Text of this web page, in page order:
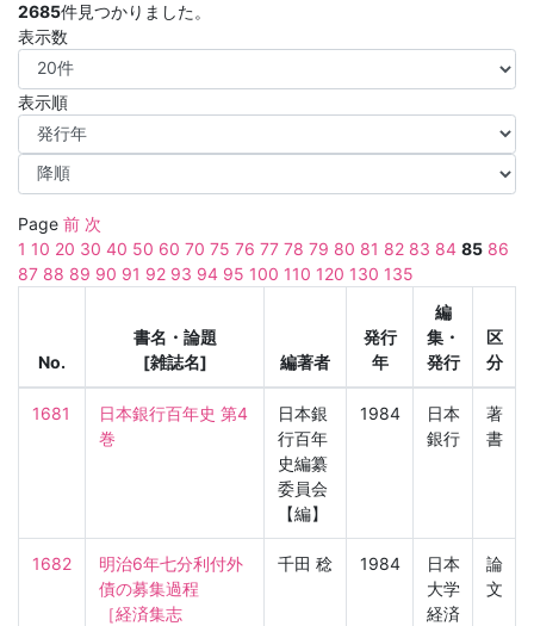
2685件見つかりました。
表示数
表示順
Page 前 次
1 10 20 30 40 50 60 70 75 76 77 78 79 80 81 82 83 84 85 86
87 88 89 90 91 92 93 94 95 100 110 120 130 135
No.
書名・論題
[雑誌名]
編著者
発行
年
編
集・
発行
区
分
1681
日本銀行百年史 第4
巻
日本銀
行百年
史編纂
委員会
【編】
1984
日本
銀行
著
書
1682
明治6年七分利付外
債の募集過程
［経済集志
千田 稔 1984
日本
大学
経済
論
文